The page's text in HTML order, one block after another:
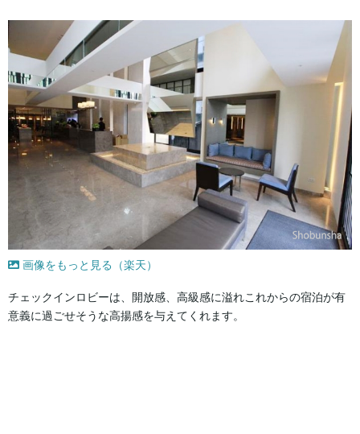
画像をもっと見る（楽天）
チェックインロビーは、開放感、高級感に溢れこれからの宿泊が有
意義に過ごせそうな高揚感を与えてくれます。